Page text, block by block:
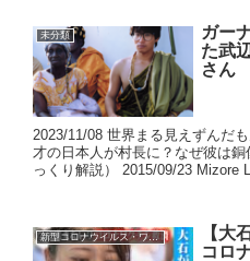
未分類
ガー
た武
さん
2023/11/08 世界まる見えずんだ
才の日本人が村長に？なぜ彼は
っくり解説） 2015/09/23 Mizore
新型コロナウイルス・ワクチン
【大
コロ